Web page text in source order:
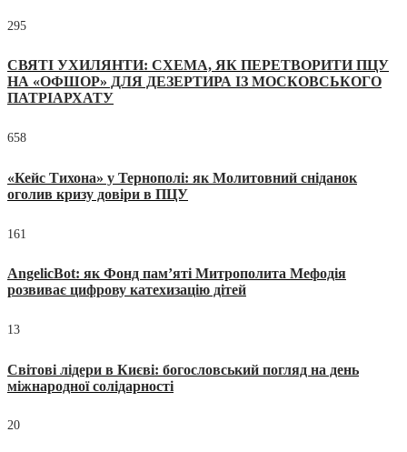
295
СВЯТІ УХИЛЯНТИ: СХЕМА, ЯК ПЕРЕТВОРИТИ ПЦУ
НА «ОФШОР» ДЛЯ ДЕЗЕРТИРА ІЗ МОСКОВСЬКОГО
ПАТРІАРХАТУ
658
«Кейс Тихона» у Тернополі: як Молитовний сніданок
оголив кризу довіри в ПЦУ
161
AngelicBot: як Фонд пам’яті Митрополита Мефодія
розвиває цифрову катехизацію дітей
13
Світові лідери в Києві: богословський погляд на день
міжнародної солідарності
20